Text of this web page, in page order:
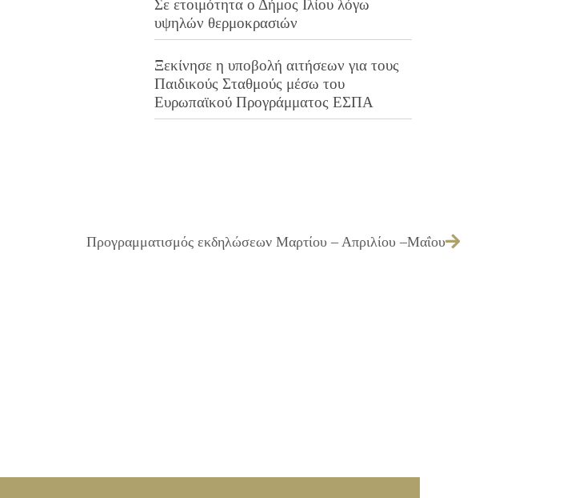
Σε ετοιμότητα ο Δήμος Ιλίου λόγω
υψηλών θερμοκρασιών
Ξεκίνησε η υποβολή αιτήσεων για τους
Παιδικούς Σταθμούς μέσω του
Ευρωπαϊκού Προγράμματος ΕΣΠΑ
Προγραμματισμός εκδηλώσεων Μαρτίου – Απριλίου –Μαΐου